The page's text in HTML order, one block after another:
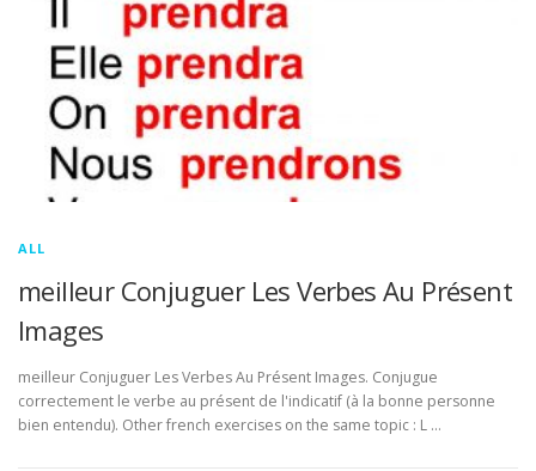
ALL
meilleur Conjuguer Les Verbes Au Présent
Images
meilleur Conjuguer Les Verbes Au Présent Images. Conjugue
correctement le verbe au présent de l'indicatif (à la bonne personne
bien entendu). Other french exercises on the same topic : L …